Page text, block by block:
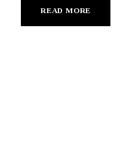
READ MORE